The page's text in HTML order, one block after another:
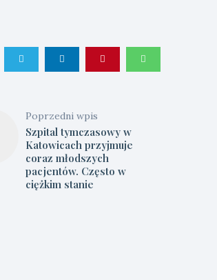
Poprzedni wpis
Szpital tymczasowy w
Katowicach przyjmuje
coraz młodszych
pacjentów. Często w
ciężkim stanie